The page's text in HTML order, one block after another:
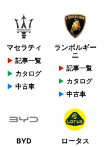
マセラティ
記事一覧
カタログ
中古車
ランボルギー
ニ
記事一覧
カタログ
中古車
BYD ロータス